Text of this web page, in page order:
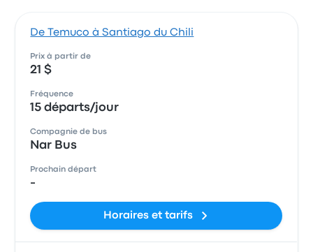
De Temuco à Santiago du Chili
Prix à partir de
21 $
Fréquence
15 départs/jour
Compagnie de bus
Nar Bus
Prochain départ
-
Horaires et tarifs